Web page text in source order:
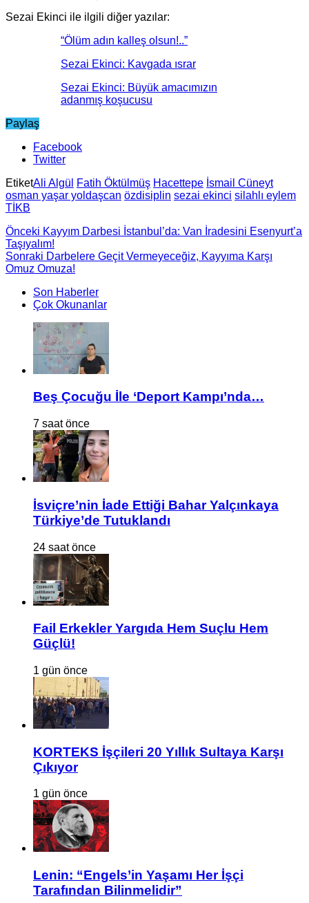
Sezai Ekinci ile ilgili diğer yazılar:
“Ölüm adın kalleş olsun!..”
Sezai Ekinci: Kavgada ısrar
Sezai Ekinci: Büyük amacımızın
adanmış koşucusu
Paylaş
Facebook
Twitter
EtiketAli Algül Fatih Öktülmüş Hacettepe İsmail Cüneyt
osman yaşar yoldaşcan özdisiplin sezai ekinci silahlı eylem
TİKB
Önceki Kayyım Darbesi İstanbul’da: Van İradesini Esenyurt’a
Taşıyalım!
Sonraki Darbelere Geçit Vermeyeceğiz, Kayyıma Karşı
Omuz Omuza!
Son Haberler
Çok Okunanlar
Beş Çocuğu İle ‘Deport Kampı’nda…
7 saat önce
İsviçre’nin İade Ettiği Bahar Yalçınkaya
Türkiye’de Tutuklandı
24 saat önce
Fail Erkekler Yargıda Hem Suçlu Hem
Güçlü!
1 gün önce
KORTEKS İşçileri 20 Yıllık Sultaya Karşı
Çıkıyor
1 gün önce
Lenin: “Engels’in Yaşamı Her İşçi
Tarafından Bilinmelidir”